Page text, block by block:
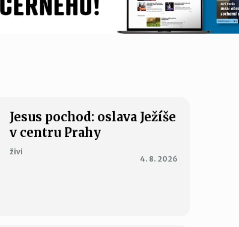
Jesus pochod: oslava Ježíše
v centru Prahy
živi
4. 8. 2026